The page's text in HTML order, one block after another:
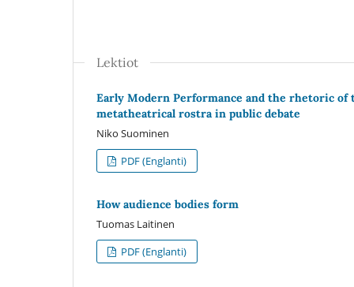
Lektiot
Early Modern Performance and the rhetoric of
metatheatrical rostra in public debate
Niko Suominen
PDF (Englanti)
How audience bodies form
Tuomas Laitinen
PDF (Englanti)